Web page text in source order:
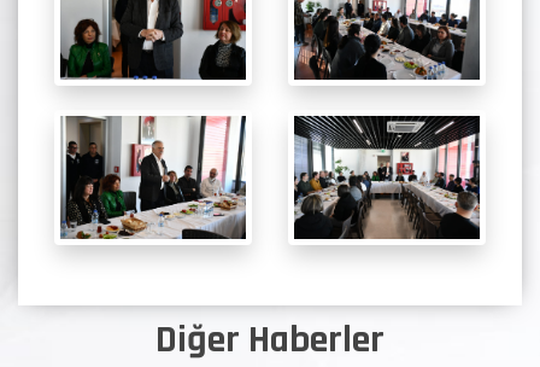
Diğer Haberler